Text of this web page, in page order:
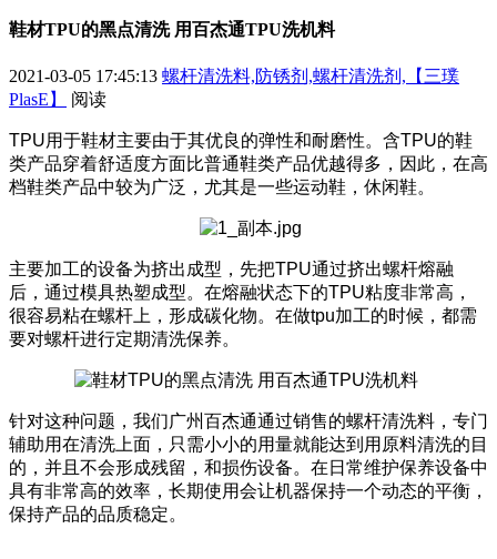
鞋材TPU的黑点清洗 用百杰通TPU洗机料
2021-03-05 17:45:13 螺杆清洗料,防锈剂,螺杆清洗剂,【三璞
PlasE】
阅读
TPU用于鞋材主要由于其优良的弹性和耐磨性。含TPU的鞋
类产品穿着舒适度方面比普通鞋类产品优越得多，因此，在高
档鞋类产品中较为广泛，尤其是一些运动鞋，休闲鞋。
主要加工的设备为挤出成型，先把TPU通过挤出螺杆熔融
后，通过模具热塑成型。在熔融状态下的TPU粘度非常高，
很容易粘在螺杆上，形成碳化物。在做tpu加工的时候，都需
要对螺杆进行定期清洗保养。
针对这种问题，我们广州百杰通通过销售的螺杆清洗料，专门
辅助用在清洗上面，只需小小的用量就能达到用原料清洗的目
的，并且不会形成残留，和损伤设备。在日常维护保养设备中
具有非常高的效率，长期使用会让机器保持一个动态的平衡，
保持产品的品质稳定。